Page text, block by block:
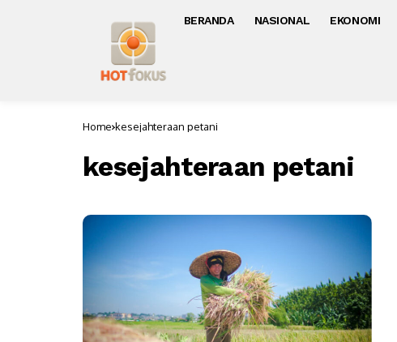
BERANDA NASIONAL EKONOMI
Home kesejahteraan petani
kesejahteraan petani